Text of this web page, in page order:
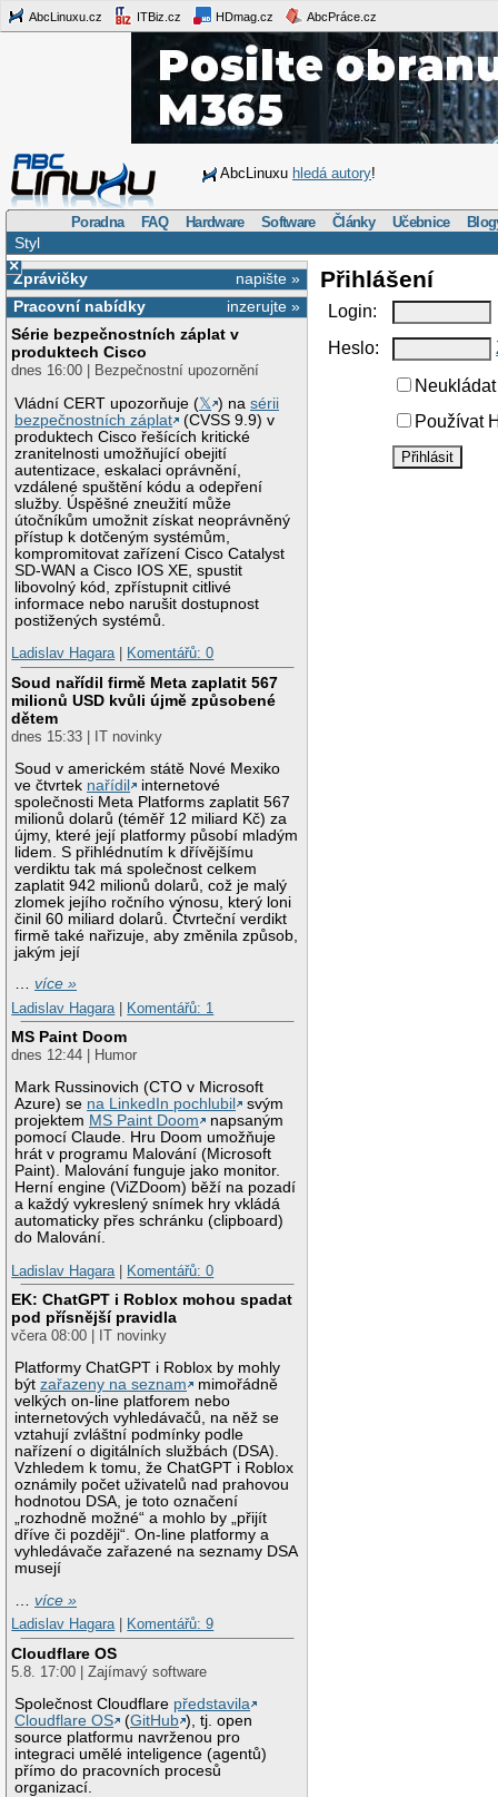
AbcLinuxu.cz ITBiz.cz HDmag.cz AbcPráce.cz
AbcLinuxu hledá autory!
Poradna FAQ Hardware Software Články Učebnice
Styl
×
napište »
Zprávičky
inzerujte »
Pracovní nabídky
Série bezpečnostních záplat v
produktech Cisco
dnes 16:00 | Bezpečnostní upozornění
Vládní CERT upozorňuje (𝕏 ) nasérii
bezpečnostních záplat
(CVSS 9.9) v
produktech Cisco řešících kritické
zranitelnosti umožňující obejití
autentizace, eskalaci oprávnění,
vzdálené spuštění kódu a odepření
služby. Úspěšné zneužití může
útočníkům umožnit získat neoprávněný
přístup k dotčeným systémům,
kompromitovat zařízení Cisco Catalyst
SD-WAN a Cisco IOS XE, spustit
libovolný kód, zpřístupnit citlivé
informace nebo narušit dostupnost
postižených systémů.
Ladislav Hagara| Komentářů: 0
Soud nařídil firmě Meta zaplatit 567
milionů USD kvůli újmě způsobené
dětem
dnes 15:33 | IT novinky
Soud v americkém státě Nové Mexiko
ve čtvrtek nařídil
internetové
společnosti Meta Platforms zaplatit 567
milionů dolarů (téměř 12 miliard Kč) za
újmy, které její platformy působí mladým
lidem. S přihlédnutím k dřívějšímu
verdiktu tak má společnost celkem
zaplatit 942 milionů dolarů, což je malý
zlomek jejího ročního výnosu, který loni
činil 60 miliard dolarů. Čtvrteční verdikt
firmě také nařizuje, aby změnila způsob,
jakým její
…více »
Ladislav Hagara
Komentářů: 1
MS Paint Doom
dnes 12:44 | Humor
Mark Russinovich (CTO v Microsoft
Azure) se na LinkedIn pochlubil
svým
projektem MS Paint Doom
napsaným
pomocí Claude. Hru Doom umožňuje
hrát v programu Malování (Microsoft
Paint). Malování funguje jako monitor.
Herní engine (ViZDoom) běží na pozadí
a každý vykreslený snímek hry vkládá
automaticky přes schránku (clipboard)
do Malování.
Ladislav Hagara
Komentářů: 0
EK: ChatGPT i Roblox mohou spadat
pod přísnější pravidla
včera 08:00 | IT novinky
Platformy ChatGPT i Roblox by mohly
býtzařazeny na seznam
mimořádně
velkých on-line platforem nebo
internetových vyhledávačů, na něž se
vztahují zvláštní podmínky podle
nařízení o digitálních službách (DSA).
Vzhledem k tomu, že ChatGPT i Roblox
oznámily počet uživatelů nad prahovou
hodnotou DSA, je toto označení
„rozhodně možné“ a mohlo by „přijít
dříve či později“. On-line platformy a
vyhledávače zařazené na seznamy DSA
musejí
…více »
Ladislav Hagara| Komentářů: 9
Cloudflare OS
5.8. 17:00 | Zajímavý software
Společnost Cloudflare představila
Cloudflare OS
(GitHub ), tj. open
source platformu navrženou pro
integraci umělé inteligence (agentů)
přímo do pracovních procesů
organizací.
Přihlášení
Login:
Heslo:
Používat